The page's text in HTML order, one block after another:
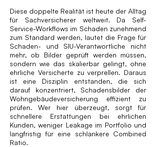
Diese doppelte Realität ist heute der Alltag
für Sachversicherer weltweit. Da Self-
Service-Workflows im Schaden zunehmend
zum Standard werden, lautet die Frage für
Schaden- und SIU-Verantwortliche nicht
mehr, ob Bilder geprüft werden müssen,
sondern wie das skalierbar gelingt, ohne
ehrliche Versicherte zu verprellen. Daraus
ist eine Disziplin entstanden, die sich
darauf konzentriert, Schadensbilder der
Wohngebäudeversicherung effizient zu
prüfen. Wer hier überzeugt, sorgt für
schnellere Erstattungen bei ehrlichen
Kunden, weniger Leakage im Portfolio und
langfristig für eine schlankere Combined
Ratio.